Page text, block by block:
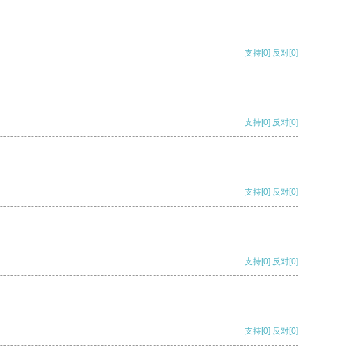
支持[0] 反对[0]
支持[0] 反对[0]
支持[0] 反对[0]
支持[0] 反对[0]
支持[0] 反对[0]